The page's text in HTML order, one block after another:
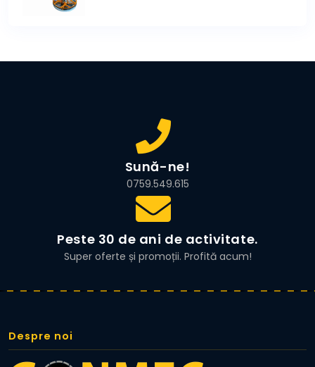
Sună-ne!
0759.549.615
Peste 30 de ani de activitate.
Super oferte și promoții. Profită acum!
Despre noi